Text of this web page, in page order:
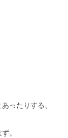
ったりする、
。